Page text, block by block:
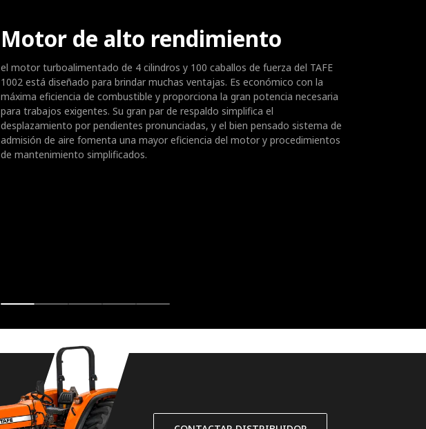
Motor de alto rendimiento
el motor turboalimentado de 4 cilindros y 100 caballos de fuerza del TAFE
1002 está diseñado para brindar muchas ventajas. Es económico con la
máxima eficiencia de combustible y proporciona la gran potencia necesaria
para trabajos exigentes. Su gran par de respaldo simplifica el
desplazamiento por pendientes pronunciadas, y el bien pensado sistema de
admisión de aire fomenta una mayor eficiencia del motor y procedimientos
de mantenimiento simplificados.